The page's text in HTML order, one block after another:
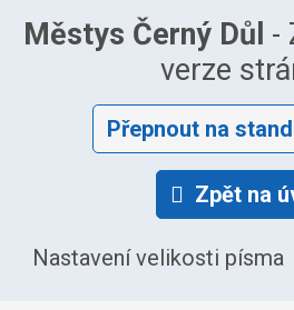
Městys Černý Důl -
verze
Přepnout na
Zpět na
Nastavení velikosti písma